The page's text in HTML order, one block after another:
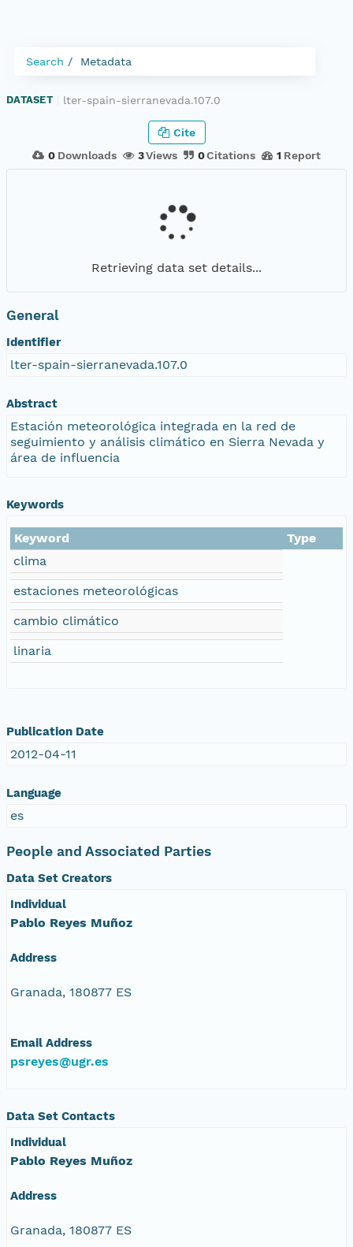
Search Metadata
DATASET lter-spain-sierranevada.107.0
0 Downloads 3Views 0Citations 1 Report
Cite
Retrieving data set details...
General
Identifier
lter-spain-sierranevada.107.0
Abstract
Estación meteorológica integrada en la red de
seguimiento y análisis climático en Sierra Nevada y
área de influencia
Keywords
Keyword
Type
clima
estaciones meteorológicas
cambio climático
linaria
Publication Date
2012-04-11
Language
es
People and Associated Parties
Data Set Creators
Individual
Pablo Reyes Muñoz
Address
Granada, 180877 ES
Email Address
psreyes@ugr.es
Data Set Contacts
Individual
Pablo Reyes Muñoz
Address
Granada, 180877 ES